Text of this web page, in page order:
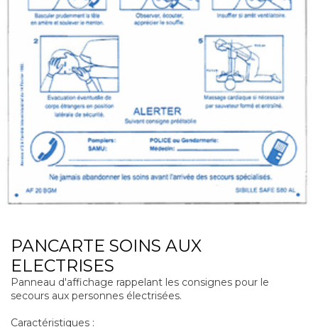
PANCARTE SOINS AUX
ELECTRISES
Panneau d'affichage rappelant les consignes pour le
secours aux personnes électrisées.
Caractéristiques :